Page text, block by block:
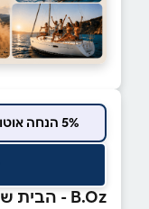
5% הנחה אוטומטית למשלמים בכרטיס המועדון
B.Oz - הבית שלך לחוויות האקסטרים